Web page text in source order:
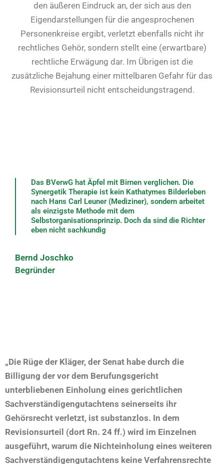
den äußeren Eindruck an, der sich aus den
Eigendarstellungen für die angesprochenen
Personenkreise ergibt, verletzt ebenfalls nicht ihr
rechtliches Gehör, sondern stellt eine (erwartbare)
rechtliche Erwägung dar. Im Übrigen ist die
zusätzliche Bejahung einer mittelbaren Gefahr für das
Revisionsurteil nicht entscheidungstragend.
Das BVerwG hat Äpfel mit Birnen verglichen. Die
Synergetik Therapie ist kein Kathatymes Bilderleben
nach Hans Carl Leuner (Mediziner), sondern arbeitet
als einzigste Methode mit dem
Selbstorganisationsprinzip. Doch da sind die Richter
eben nicht sachkundig
Bernd Joschko
Begründer
„Die Rüge der Kläger, der Senat habe durch die
Billigung der vor dem Berufungsgericht
unterbliebenen Einholung eines gerichtlichen
Sachverständigengutachtens seinerseits ihr
Gehörsrecht verletzt, ist substanzlos. In dem
Revisionsurteil (dort Rn. 24 ff.) wird im Einzelnen
ausgeführt, warum die Nichteinholung eines weiteren
Sachverständigengutachtens keine Verfahrensrechte